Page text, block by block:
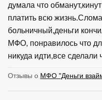
думала что
платить всю
больничный,деньги
МФО, понравилось что
никуда идти,все сделали
Отзывы о МФО "Деньги